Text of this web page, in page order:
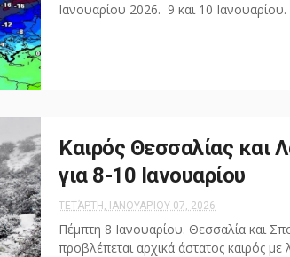
Ιανουαρίου 2026. 9 και 10 Ιανουαρίου.
Καιρός Θεσσαλίας και
για 8-10 Ιανουαρίου
ΤΕΤΆΡΤΗ, ΙΑΝΟΥΑΡΊΟΥ 07, 2026
Πέμπτη 8 Ιανουαρίου. Θεσσαλία και
προβλέπεται αρχικά άστατος καιρός με